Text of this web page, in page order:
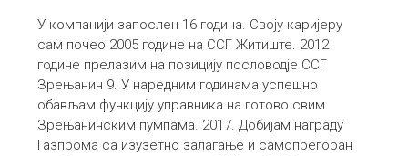
У компанији запослен 16 година. Своју каријеру
сам почео 2005 године на ССГ Житиште. 2012
године прелазим на позицију пословодје ССГ
Зрењанин 9. У наредним годинама успешно
обављам функцију управника на готово свим
Зрењанинским пумпама. 2017. Добијам награду
Газпрома са изузетно залагање и самопрегоран